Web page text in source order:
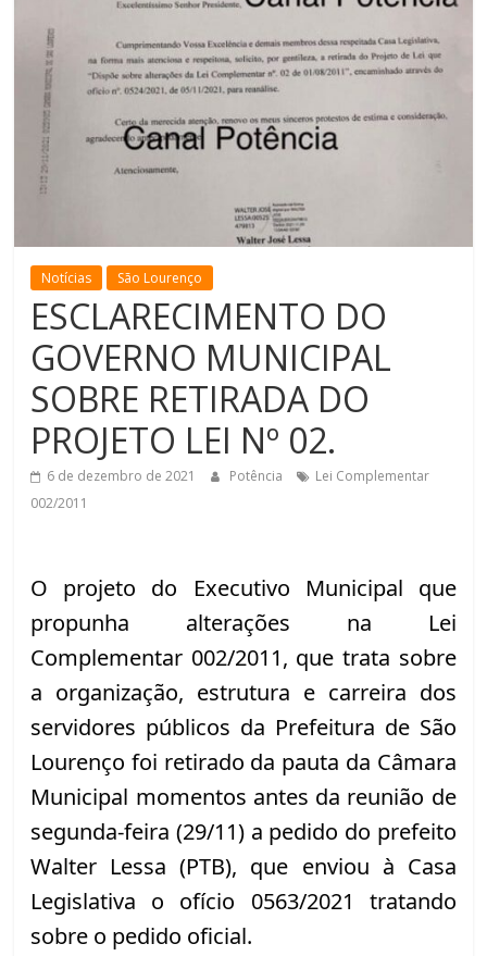
Minas
Notícias São Lourenço
ESCLARECIMENTO DO
GOVERNO MUNICIPAL
SOBRE RETIRADA DO
PROJETO LEI Nº 02.
6 de dezembro de 2021 Potência
Lei Complementar
002/2011
O projeto do Executivo Municipal que
propunha alterações na Lei
Complementar 002/2011, que trata sobre
a organização, estrutura e carreira dos
servidores públicos da Prefeitura de São
Lourenço foi retirado da pauta da Câmara
Municipal momentos antes da reunião de
segunda-feira (29/11) a pedido do prefeito
Walter Lessa (PTB), que enviou à Casa
Legislativa o ofício 0563/2021 tratando
sobre o pedido oficial.